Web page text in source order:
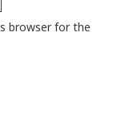
browser for the